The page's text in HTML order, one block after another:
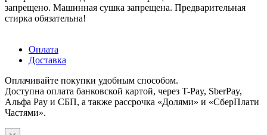
запрещено. Машинная сушка запрещена. Предварительная
стирка обязательна!
Оплата
Доставка
Оплачивайте покупки удобным способом.
Доступна оплата банковской картой, через T-Pay, SberPay,
Альфа Pay и СБП, а также рассрочка «Долями» и «СберПлати
Частями».